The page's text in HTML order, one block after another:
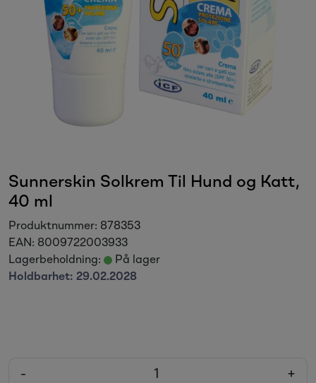
Sunnerskin Solkrem Til Hund og Katt,
40 ml
Produktnummer: 878353
EAN: 8009722003933
Lagerbeholdning:
På lager
Holdbarhet: 29.02.2028
- +